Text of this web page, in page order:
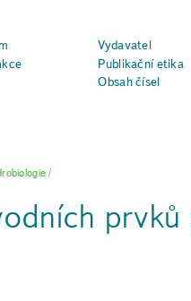
Vydavatel
Publikační etika
Obsah čísel
/